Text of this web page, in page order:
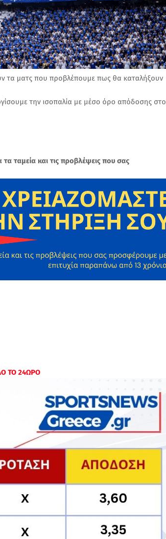
τα ματς που προβλέπουμε πως θα καταλήξουν
την ισοπαλία με μέσο όρο απόδοσης στο
τα ταμεία και τις προβλέψεις που σας
ΤΟ 24ΩΡΟ